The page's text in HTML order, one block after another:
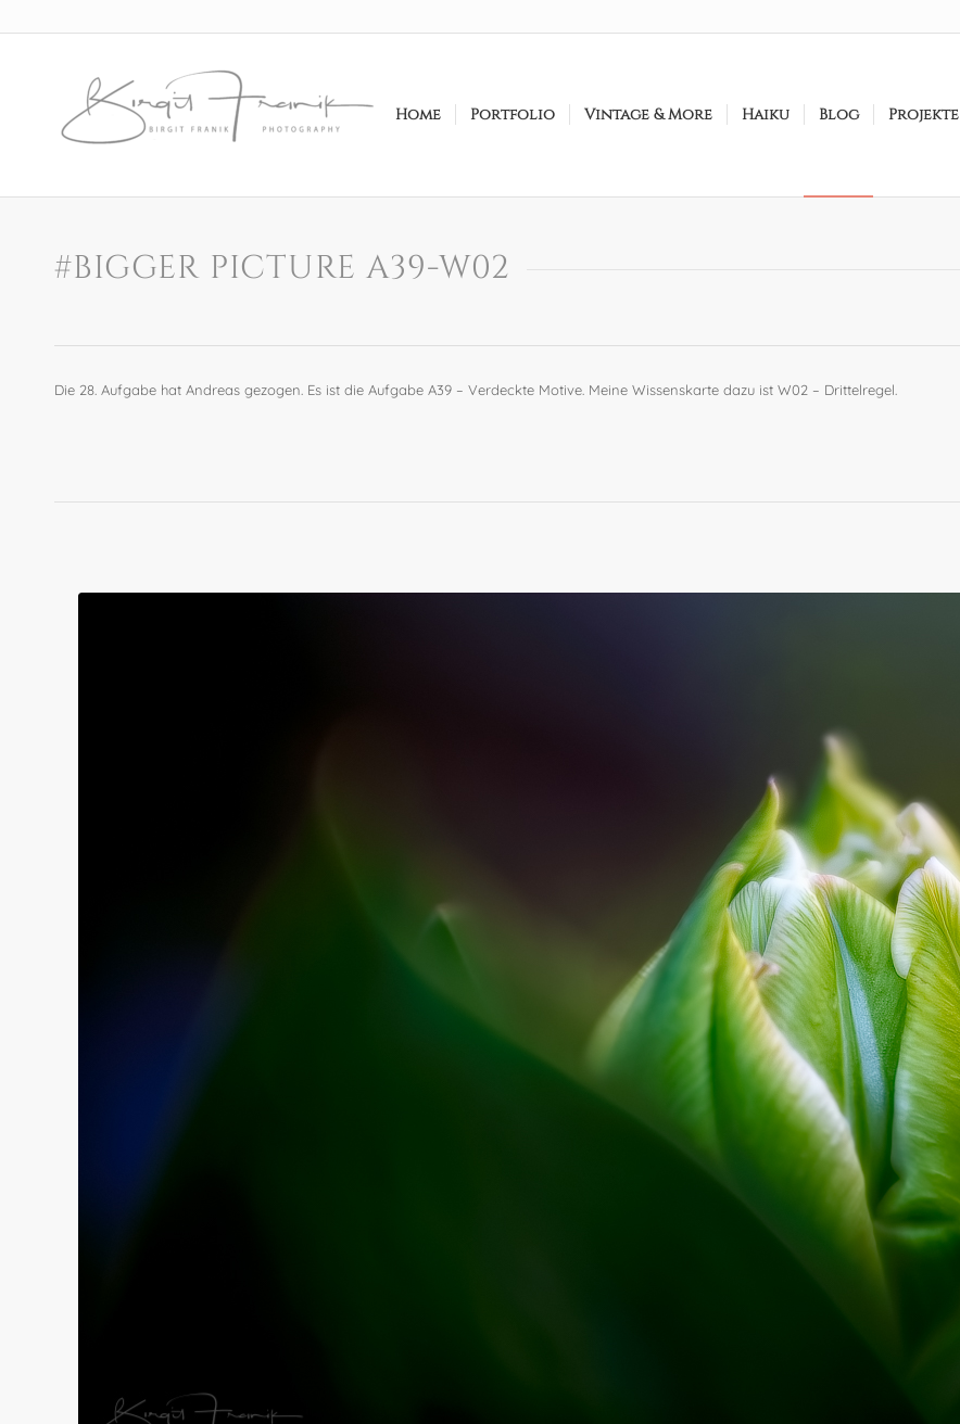
Home Portfolio Vintage & More Haiku Blog Projekte
#BIGGER PICTURE A39-W02
Die 28. Aufgabe hat Andreas gezogen. Es ist die Aufgabe A39 – Verdeckte Motive. Meine Wissenskarte dazu ist W02 – Drittelregel.